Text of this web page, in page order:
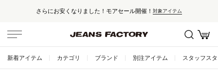
さらにお安くなりました！モアセール開催！ 対象アイテム
新着アイテム カテゴリ ブランド 別注アイテム スタッフス